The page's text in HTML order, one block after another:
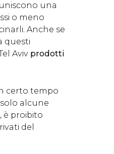
una
o meno
Anche se
questi
Aviv prodotti
certo tempo
alcune
è proibito
del